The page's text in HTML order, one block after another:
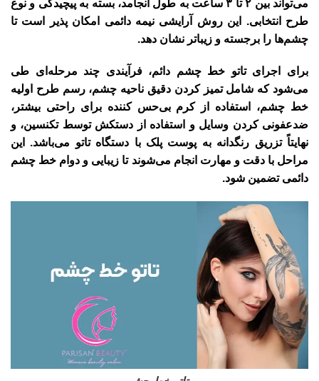
می‌تواند بین ۲ تا ۳ ساعت به طول انجامد، بسته به پیچیدگی و نوع
طرح انتخابی. این روش آرایشی نیمه دائمی امکان پذیر است تا
چشم‌ها را برجسته و زیباتر نشان دهد.
برای اجرای تاتو خط چشم دائم، فرآیندی چند مرحله‌ای طی
می‌شود که شامل تمیز کردن دقیق ناحیه چشم، رسم طرح اولیه
خط چشم، استفاده از کرم بی‌حس کننده برای راحتی بیشتر،
ضدعفونی کردن وسایل و استفاده از دستکش توسط تکنسین، و
نهایتاً تزریق رنگدانه به پوست پلک با دستگاه تاتو می‌باشد. این
مراحل با دقت و مهارت انجام می‌شوند تا زیبایی و دوام خط چشم
دائمی تضمین شود.